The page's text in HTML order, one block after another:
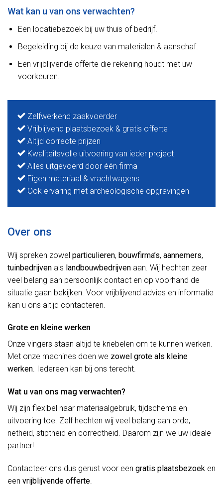
Wat kan u van ons verwachten?
Een locatiebezoek bij uw thuis of bedrijf.
Begeleiding bij de keuze van materialen & aanschaf.
Een vrijblijvende offerte die rekening houdt met uw
voorkeuren.
Zelfwerkend zaakvoerder
Vrijblijvend plaatsbezoek & gratis offerte
Altijd correcte prijzen
Kwaliteitsvolle uitvoering van ieder project
Alles uitgevoerd door één firma
Eigen materiaal & vrachtwagens
Ook ervaring met archeologische opgravingen
Over ons
Wij spreken zowel particulieren, bouwfirma’s, aannemers,
tuinbedrijven als landbouwbedrijven aan. Wij hechten zeer
veel belang aan persoonlijk contact en op voorhand de
situatie gaan bekijken. Voor vrijblijvend advies en informatie
kan u ons altijd contacteren.
Grote en kleine werken
Onze vingers staan altijd te kriebelen om te kunnen werken.
Met onze machines doen we zowel grote als kleine
werken. Iedereen kan bij ons terecht.
Wat u van ons mag verwachten?
Wij zijn flexibel naar materiaalgebruik, tijdschema en
uitvoering toe. Zelf hechten wij veel belang aan orde,
netheid, stiptheid en correctheid. Daarom zijn we uw ideale
partner!
Contacteer ons dus gerust voor een gratis plaatsbezoek en
een vrijblijvende offerte.